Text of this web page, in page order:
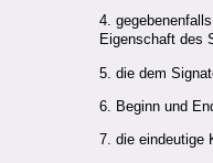
4.
Eigenschaft des
5. die dem
6. Beginn und
7. die eindeutige